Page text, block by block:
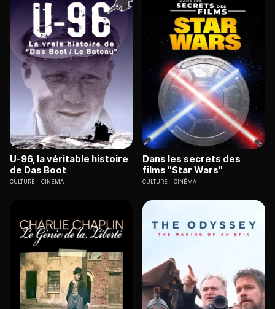
U-96, la véritable histoire
de Das Boot
CULTURE CINÉMA
Dans les secrets des
films "Star Wars"
CULTURE CINÉMA